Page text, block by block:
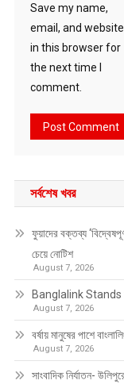
Save my name,
email, and website
in this browser for
the next time I
comment.
সর্বশেষ খবর
ফুয়াদের বক্তব্য
চেয়ে নোটিশ
August 7, 2026
Banglalink
August 7, 2026
বর্ষায় মানুষের পাশে
August 7, 2026
সাংবাদিক নির্যাতন-